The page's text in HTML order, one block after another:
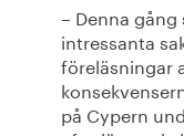
– Denna
intressanta
föreläsningar
på Cypern